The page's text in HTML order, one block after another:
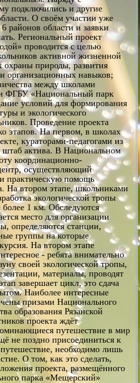
подключились и другие
О своём участии уже
районов области и заявки
Региональный проект
проводится с целью
активной жизненной
охраны природы, развития
организационных навыков;
между школами
и ФГБУ «Национальный парк
условий для формирования
и экологического
Проведение проекта
этапов. На первом, в школах
кураторами-педагогами из
штаб актива. В Национальном
координационно-
осуществляющий
практическую помощь
На втором этапе, школьниками
экологической тропы
1 км. Обследуются
место для организации
определяются станции,
группы на которые
На втором этапе
- ребята внимательно
своей экологической тропы,
материалы, проводят
завершает цикл, это сдача
Наиболее интересные
призами Национального
образования Рязанской
проекта ждёт
путешествие в мир
не поздно присоединиться к
необходимо лишь
О том, как это сделать,
проекта, размещённого
парка «Мещерский»